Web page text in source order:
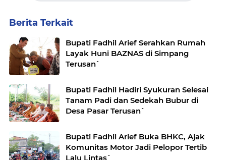
Berita Terkait
Bupati Fadhil Arief Serahkan Rumah
Layak Huni BAZNAS di Simpang
Terusan`
Bupati Fadhil Hadiri Syukuran Selesai
Tanam Padi dan Sedekah Bubur di
Desa Pasar Terusan`
Bupati Fadhil Arief Buka BHKC, Ajak
Komunitas Motor Jadi Pelopor Tertib
Lalu Lintas`